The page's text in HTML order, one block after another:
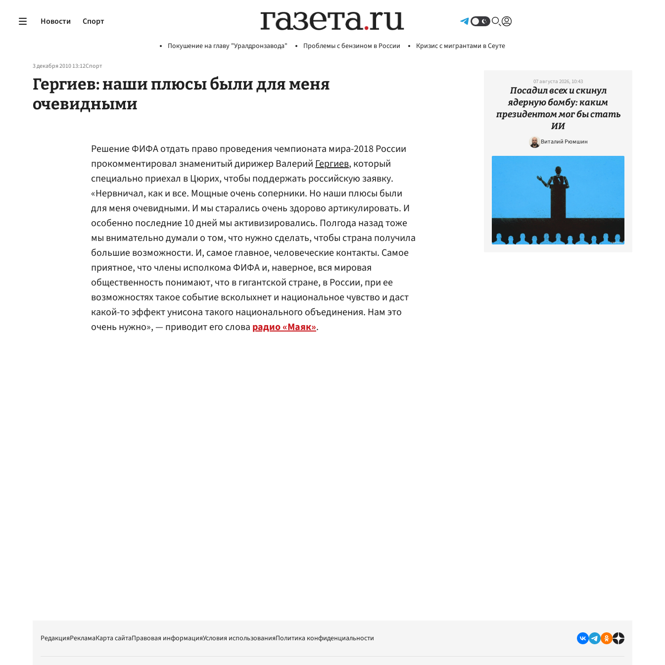
Новости Спорт
Покушение на главу "Уралдронзавода" Проблемы с бензином в России Кризис с мигрантами в Сеуте
3 декабря 2010 13:12Спорт
Гергиев: наши плюсы были для меня
очевидными
Решение ФИФА отдать право проведения чемпионата мира-2018 России
прокомментировал знаменитый дирижер ВалерийГергиев, который
специально приехал в Цюрих, чтобы поддержать российскую заявку.
«Нервничал, как и все. Мощные очень соперники. Но наши плюсы были
для меня очевидными. И мы старались очень здорово артикулировать. И
особенно последние 10 дней мы активизировались. Полгода назад тоже
мы внимательно думали о том, что нужно сделать, чтобы страна получила
большие возможности. И, самое главное, человеческие контакты. Самое
приятное, что члены исполкома ФИФА и, наверное, вся мировая
общественность понимают, что в гигантской стране, в России, при ее
возможностях такое событие всколыхнет и национальное чувство и даст
какой-то эффект унисона такого национального объединения. Нам это
очень нужно», — приводит его слова радио «Маяк».
07 августа 2026, 10:43
Посадил всех и скинул
ядерную бомбу: каким
президентом мог бы стать
ИИ
Виталий Рюмшин
РедакцияРекламаКарта сайтаПравовая информацияУсловия использованияПолитика конфиденциальности